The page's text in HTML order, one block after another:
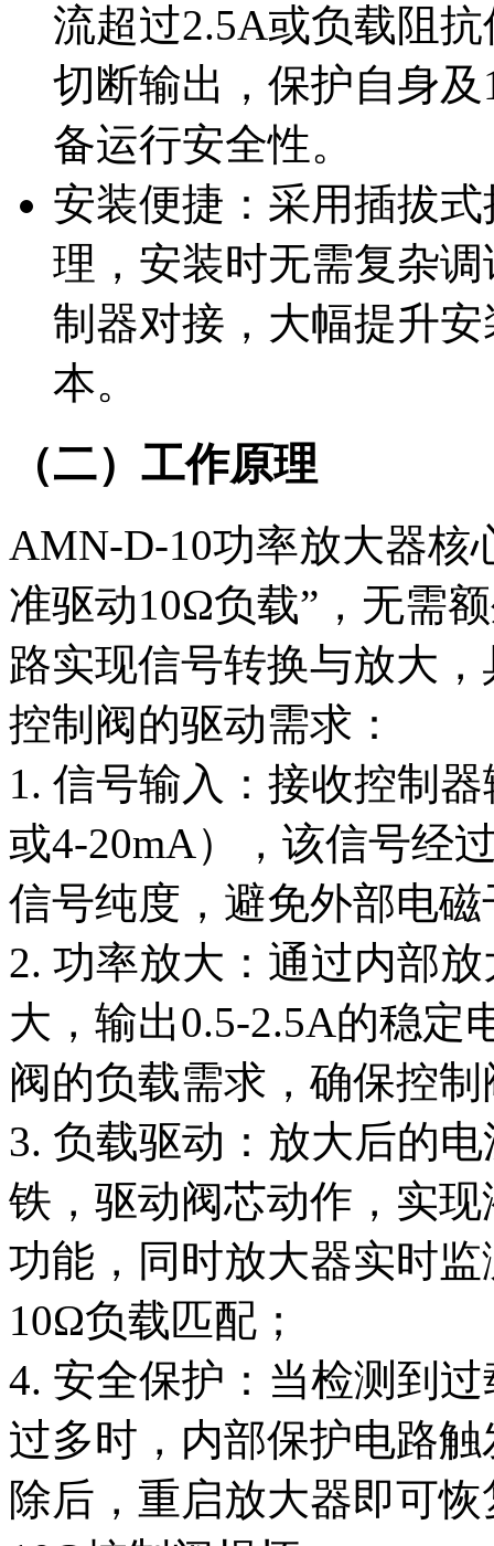
流超过2.5A或负载阻
切断输出，保护自身
备运行安全性。
安装便捷：采用插拔
理，安装时无需复杂
制器对接，大幅提升
本。
（二）工作原理
AMN-D-10功率放大器核
准驱动10Ω负载”，无需
路实现信号转换与放大
控制阀的驱动需求：
1. 信号输入：接收控制
或4-20mA），该信号经
信号纯度，避免外部电
2. 功率放大：通过内部
大，输出0.5-2.5A的稳定
阀的负载需求，确保控
3. 负载驱动：放大后的
铁，驱动阀芯动作，实
功能，同时放大器实时
10Ω负载匹配；
4. 安全保护：当检测到
过多时，内部保护电路
除后，重启放大器即可